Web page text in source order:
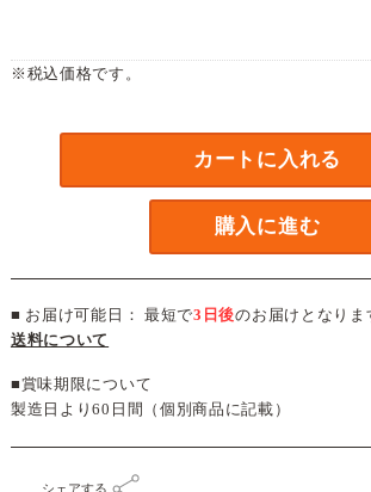
※税込価格です。
カートに入れる
購入に進む
■ お届け可能日： 最短で3日後のお届けとなりま
送料について
■賞味期限について
製造日より60日間（個別商品に記載）
シェアする